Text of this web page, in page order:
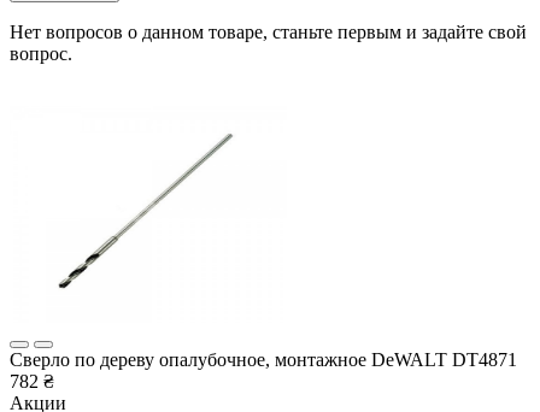
Нет вопросов о данном товаре, станьте первым и задайте свой
вопрос.
Cверлo по дереву опалубочное, монтажное DeWALT DT4871
782 ₴
Акции